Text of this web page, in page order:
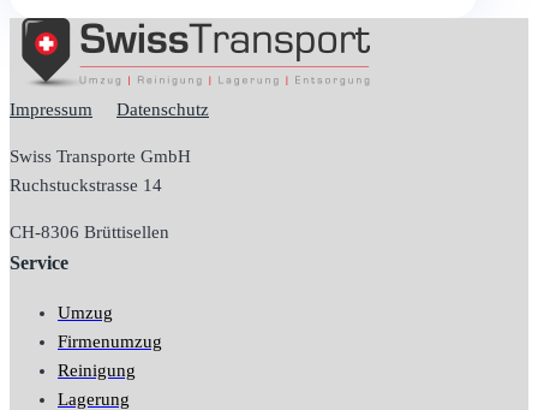
Impressum Datenschutz
Swiss Transporte GmbH
Ruchstuckstrasse 14
CH-8306 Brüttisellen
Service
Umzug
Firmenumzug
Reinigung
Lagerung